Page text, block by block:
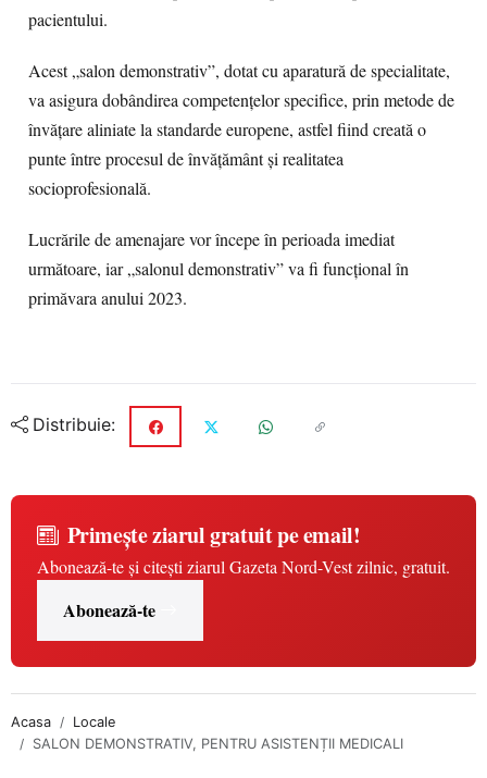
pacientului.
Acest „salon demonstrativ”, dotat cu aparatură de specialitate,
va asigura dobândirea competențelor specifice, prin metode de
învățare aliniate la standarde europene, astfel fiind creată o
punte între procesul de învățământ și realitatea
socioprofesională.
Lucrările de amenajare vor începe în perioada imediat
următoare, iar „salonul demonstrativ” va fi funcțional în
primăvara anului 2023.
Distribuie:
Primește ziarul gratuit pe email!
Abonează-te și citești ziarul Gazeta Nord-Vest zilnic, gratuit.
Abonează-te
Acasa
Locale
SALON DEMONSTRATIV, PENTRU ASISTENȚII MEDICALI